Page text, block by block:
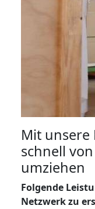
Mit unsere
schnell
umziehen
Folgende
Netzwerk zu